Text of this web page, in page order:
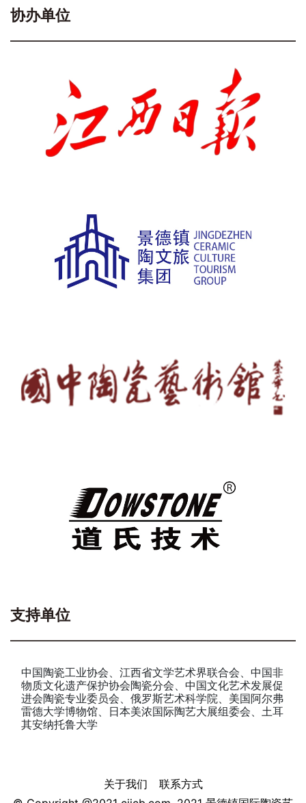
协办单位
支持单位
中国陶瓷工业协会、江西省文学艺术界联合会、中国非
物质文化遗产保护协会陶瓷分会、中国文化艺术发展促
进会陶瓷专业委员会、俄罗斯艺术科学院、美国阿尔弗
雷德大学博物馆、日本美浓国际陶艺大展组委会、土耳
其安纳托鲁大学
关于我们
联系方式